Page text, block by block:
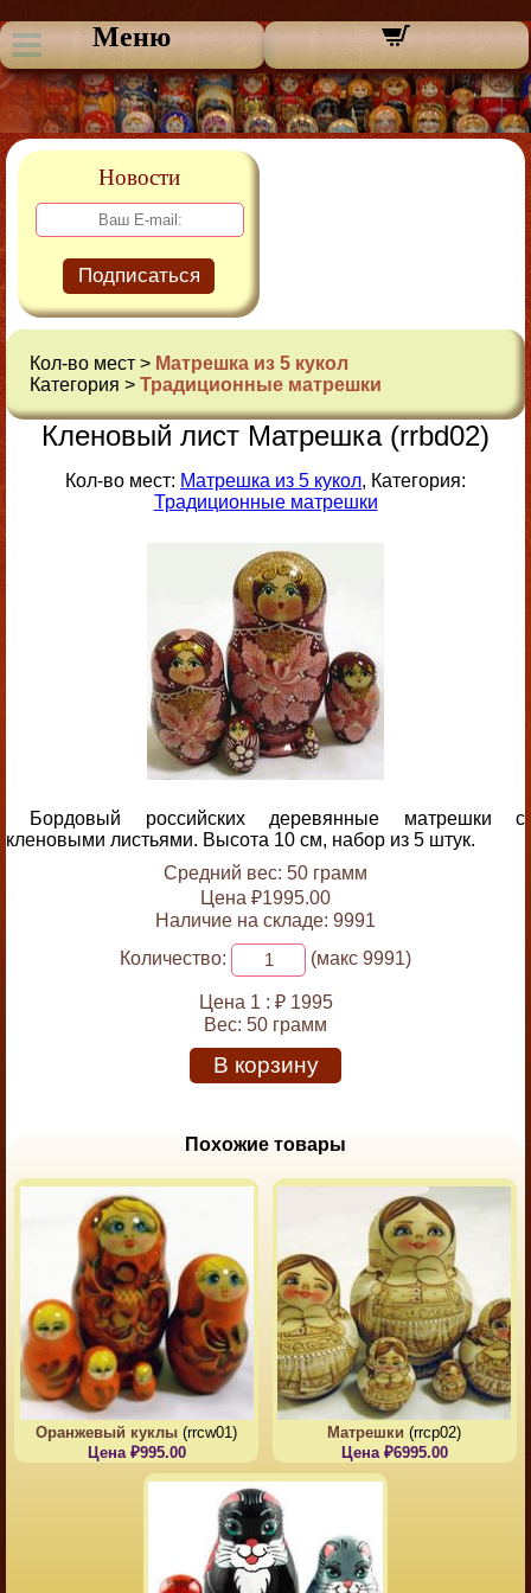
Меню
Новости
Подписаться
Кол-во мест > Матрешка из 5 кукол
Категория > Традиционные матрешки
Кленовый лист Матрешка (rrbd02)
Кол-во мест: Матрешка из 5 кукол, Категория:
Традиционные матрешки
Бордовый российских деревянные матрешки с
кленовыми листьями. Высота 10 см, набор из 5 штук.
Средний вес: 50 грамм
Цена ₽1995.00
Наличие на складе: 9991
Количество:
(макс 9991)
Цена 1 : ₽ 1995
Вес: 50 грамм
В корзину
Похожие товары
Оранжевый куклы (rrcw01)
Цена ₽995.00
Матрешки (rrcp02)
Цена ₽6995.00